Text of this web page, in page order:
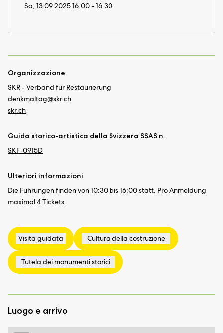
Sa, 13.09.2025 16:00 - 16:30
Organizzazione
SKR - Verband für Restaurierung
denkmaltag@skr.ch
skr.ch
Guida storico-artistica della Svizzera SSAS n.
SKF-0915D
Ulteriori informazioni
Die Führungen finden von 10:30 bis 16:00 statt. Pro Anmeldung
maximal 4 Tickets.
Luogo e arrivo